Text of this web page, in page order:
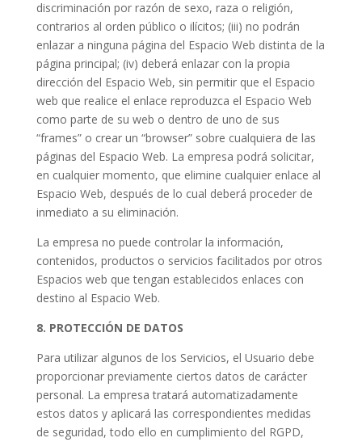
discriminación por razón de sexo, raza o religión,
contrarios al orden público o ilícitos; (iii) no podrán
enlazar a ninguna página del Espacio Web distinta de la
página principal; (iv) deberá enlazar con la propia
dirección del Espacio Web, sin permitir que el Espacio
web que realice el enlace reproduzca el Espacio Web
como parte de su web o dentro de uno de sus
“frames” o crear un “browser” sobre cualquiera de las
páginas del Espacio Web. La empresa podrá solicitar,
en cualquier momento, que elimine cualquier enlace al
Espacio Web, después de lo cual deberá proceder de
inmediato a su eliminación.
La empresa no puede controlar la información,
contenidos, productos o servicios facilitados por otros
Espacios web que tengan establecidos enlaces con
destino al Espacio Web.
8. PROTECCIÓN DE DATOS
Para utilizar algunos de los Servicios, el Usuario debe
proporcionar previamente ciertos datos de carácter
personal. La empresa tratará automatizadamente
estos datos y aplicará las correspondientes medidas
de seguridad, todo ello en cumplimiento del RGPD,